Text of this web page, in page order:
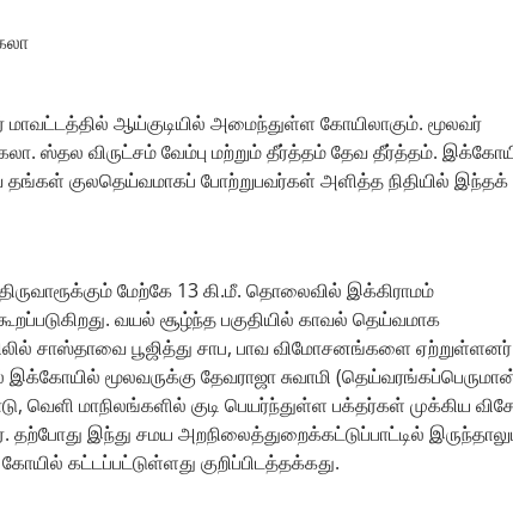
மாவட்டத்தில் ஆய்குடியில் அமைந்துள்ள கோயிலாகும். மூலவர்
ஸ்தல விருட்சம் வேம்பு மற்றும் தீர்த்தம் தேவ தீர்த்தம்.
தங்கள் குலதெய்வமாகப் போற்றுபவர்கள் அளித்த நிதியில் இந்தக்
மேற்கே 13 கி.மீ. தொலைவில் இக்கிராமம்
வயல் சூழ்ந்த பகுதியில் காவல் தெய்வமாக
சாஸ்தாவை பூஜித்து சாப, பாவ விமோசனங்களை
மூலவருக்கு தேவராஜா சுவாமி
வெளி மாநிலங்களில் குடி பெயர்ந்துள்ள பக்தர்கள் முக்கிய
தற்போது இந்து சமய அறநிலைத்துறைக்கட்டுப்பாட்டில்
கட்டப்பட்டுள்ளது குறிப்பிடத்தக்கது.